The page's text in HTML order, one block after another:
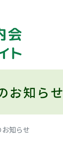
お知らせ
知らせ